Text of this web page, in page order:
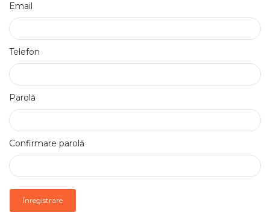
Email
Telefon
Parolă
Confirmare parolă
Înregistrare